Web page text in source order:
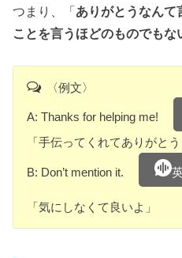
つまり、「ありがとうなんて
ことを言うほどのものでもな
〈例文〉
A: Thanks for helping me!
「手伝ってくれてありがとう
B: Don’t mention it.
「気にしなくて良いよ」